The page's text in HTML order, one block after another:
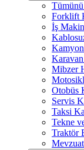
Forklift
İş
Mibzer
Otobüs
Servis
Taksi
Tekne
Traktör